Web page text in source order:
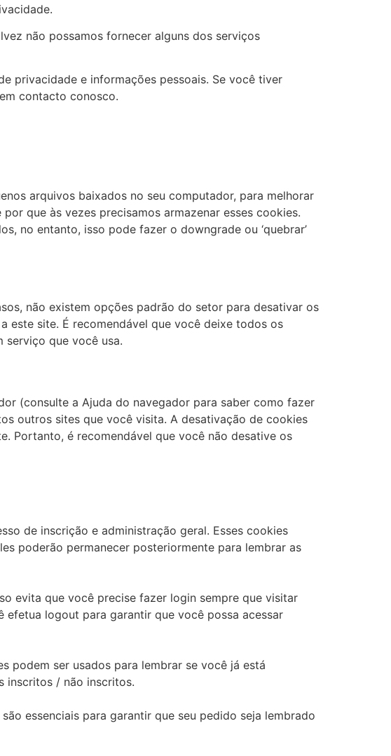
não possamos fornecer alguns dos serviços
privacidade e informações pessoais. Se você tiver
contacto conosco.
arquivos baixados no seu computador, para melhorar
que às vezes precisamos armazenar esses cookies.
no entanto, isso pode fazer o downgrade ou ‘quebrar’
não existem opções padrão do setor para desativar os
este site. É recomendável que você deixe todos os
serviço que você usa.
(consulte a Ajuda do navegador para saber como fazer
outros sites que você visita. A desativação de cookies
Portanto, é recomendável que você não desative os
de inscrição e administração geral. Esses cookies
poderão permanecer posteriormente para lembrar as
evita que você precise fazer login sempre que visitar
efetua logout para garantir que você possa acessar
podem ser usados ​​para lembrar se você já está
inscritos / não inscritos.
essenciais para garantir que seu pedido seja lembrado